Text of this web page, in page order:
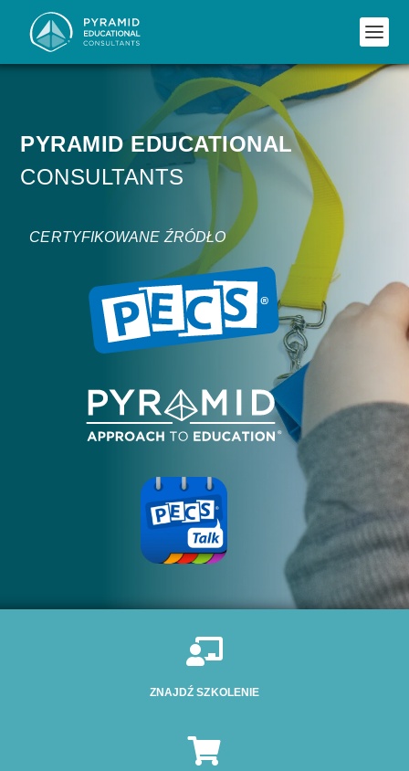
PYRAMID EDUCATIONAL
CONSULTANTS
CERTYFIKOWANE ŹRÓDŁO

ZNAJDŹ SZKOLENIE
